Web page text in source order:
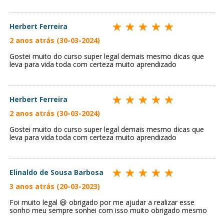
Herbert Ferreira
2 anos atrás (30-03-2024)
Gostei muito do curso super legal demais mesmo dicas que
leva para vida toda com certeza muito aprendizado
Herbert Ferreira
2 anos atrás (30-03-2024)
Gostei muito do curso super legal demais mesmo dicas que
leva para vida toda com certeza muito aprendizado
Elinaldo de Sousa Barbosa
3 anos atrás (20-03-2023)
Foi muito legal 😃 obrigado por me ajudar a realizar esse
sonho meu sempre sonhei com isso muito obrigado mesmo